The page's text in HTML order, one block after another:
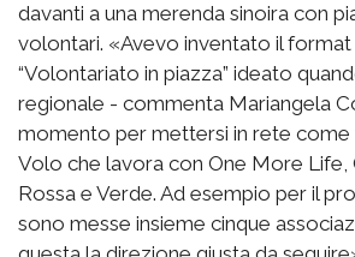
davanti a una merenda sinoira con
volontari. «Avevo inventato il format
“Volontariato in piazza” ideato
regionale - commenta Mariangela
momento per mettersi in rete come
Volo che lavora con One More Life,
Rossa e Verde. Ad esempio per il
sono messe insieme cinque